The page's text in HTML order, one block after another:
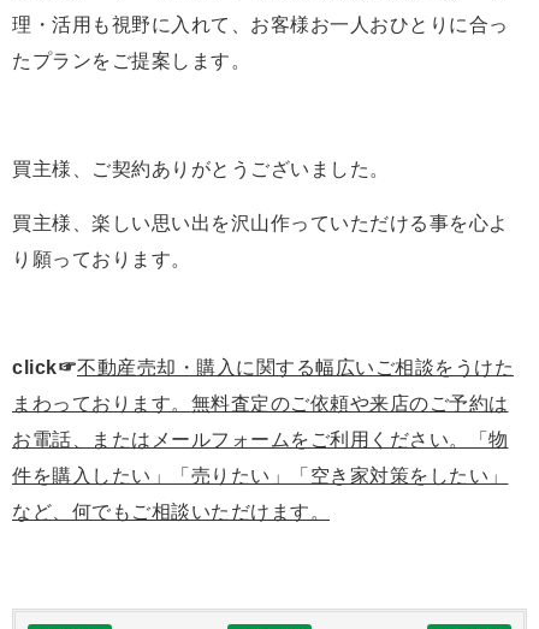
理・活用も視野に入れて、お客様お一人おひとりに合っ
たプランをご提案します。
買主様、ご契約ありがとうございました。
買主様、楽しい思い出を沢山作っていただける事を心よ
り願っております。
click☞不動産売却・購入に関する幅広いご相談をうけた
まわっております。 無料査定のご依頼や来店のご予約は
お電話、またはメールフォームをご利用ください。「物
件を購入したい」「売りたい」「空き家対策をしたい」
など、何でもご相談いただけます。